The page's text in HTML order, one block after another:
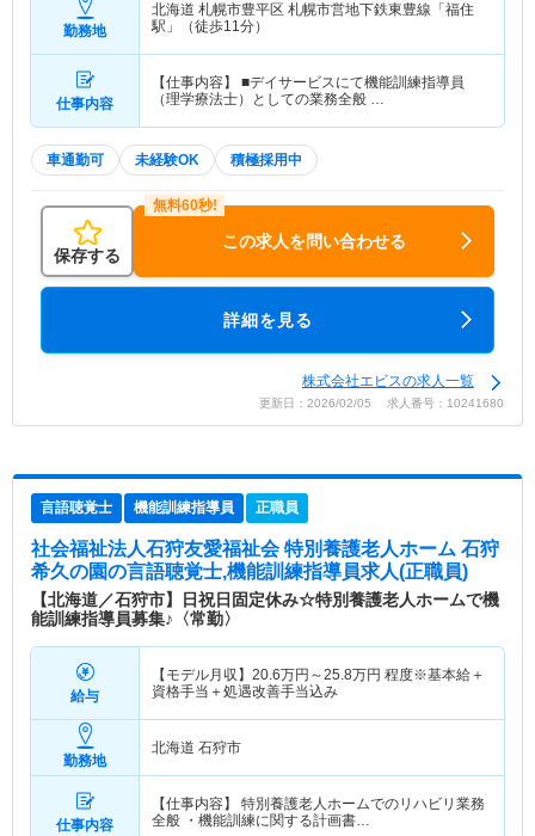
勤務地
北海道 札幌市豊平区 札幌市営地下鉄東豊線「福住
駅」（徒歩11分）
仕事内容
【仕事内容】 ■デイサービスにて機能訓練指導員
（理学療法士）としての業務全般 …
車通勤可 未経験OK 積極採用中
保存する
この求人を問い合わせる
詳細を見る
株式会社エビスの求人一覧
更新日：2026/02/05 求人番号：10241680
言語聴覚士 機能訓練指導員 正職員
社会福祉法人石狩友愛福祉会 特別養護老人ホーム 石狩
希久の園の言語聴覚士,機能訓練指導員求人(正職員)
【北海道／石狩市】日祝日固定休み☆特別養護老人ホームで機
能訓練指導員募集♪〈常勤〉
給与
【モデル月収】 20.6万円～25.8万円 程度※基本給＋
資格手当＋処遇改善手当込み
勤務地
北海道 石狩市
仕事内容
【仕事内容】 特別養護老人ホームでのリハビリ業務
全般 ・機能訓練に関する計画書…